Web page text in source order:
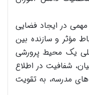
در ایجاد فضایی
مؤثر و سازنده بین
یک محیط پرورشی
شفافیت در اطلاع
مدرسه، به تقویت